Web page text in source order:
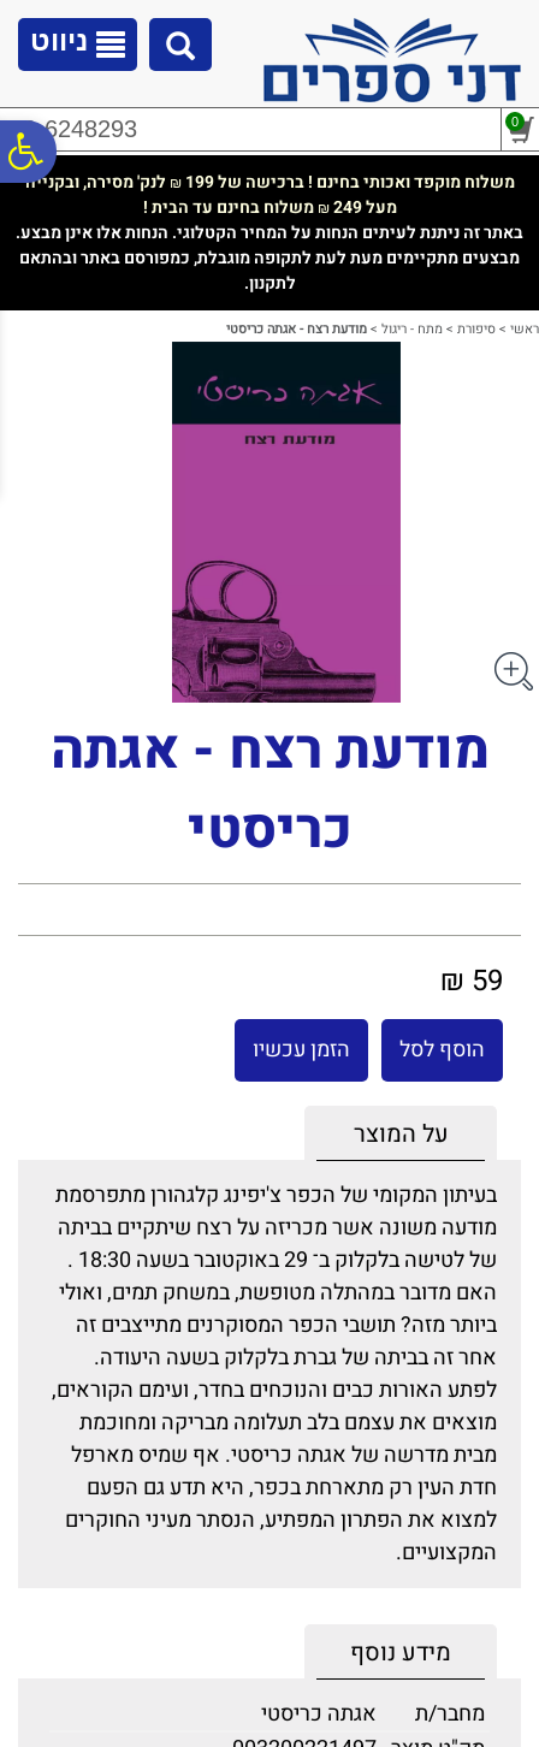
נגישות
ניווט
02-6248293 0
משלוח מוקפד ואכותי בחינם ! ברכישה של 199 ₪ לנק' מסירה, ובקנייה
מעל 249
₪משלוח בחינם עד הבית !
באתר זה ניתנת לעיתים הנחות על המחיר הקטלוגי. הנחות אלו אינן מבצע.
מבצעים מתקיימים מעת לעת לתקופה מוגבלת, כמפורסם באתר ובהתאם
לתקנון.
ראשי >סיפורת >מתח - ריגול >מודעת רצח - אגתה כריסטי
מודעת רצח - אגתה
כריסטי
59 ₪
הוסף לסל הזמן עכשיו
על המוצר
בעיתון המקומי של הכפר צ'יפינג קלגהורן מתפרסמת
מודעה משונה אשר מכריזה על רצח שיתקיים בביתה
של לטישה בלקלוק ב־ 29 באוקטובר בשעה 18:30 .
האם מדובר במהתלה מטופשת, במשחק תמים, ואולי
ביותר מזה? תושבי הכפר המסוקרנים מתייצבים זה
אחר זה בביתה של גברת בלקלוק בשעה היעודה.
לפתע האורות כבים והנוכחים בחדר, ועימם הקוראים,
מוצאים את עצמם בלב תעלומה מבריקה ומחוכמת
מבית מדרשה של אגתה כריסטי. אף שמיס מארפל
חדת העין רק מתארחת בכפר, היא תדע גם הפעם
למצוא את הפתרון המפתיע, הנסתר מעיני החוקרים
המקצועיים.
מידע נוסף
מחבר/ת
אגתה כריסטי